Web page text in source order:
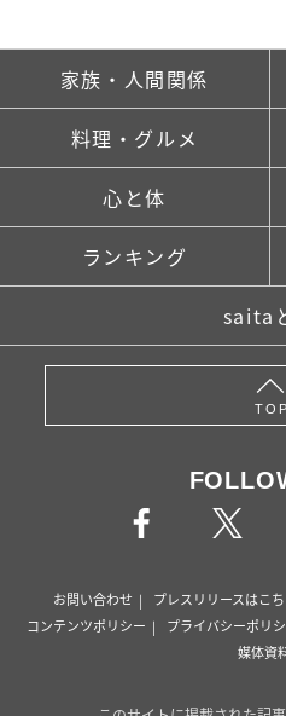
家族・人間関係
料理・グルメ
心と体
ランキング
saita
TOP
お問い合わせ プレスリリースはこ
コンテンツポリシー
プライバシーポリ
媒体資